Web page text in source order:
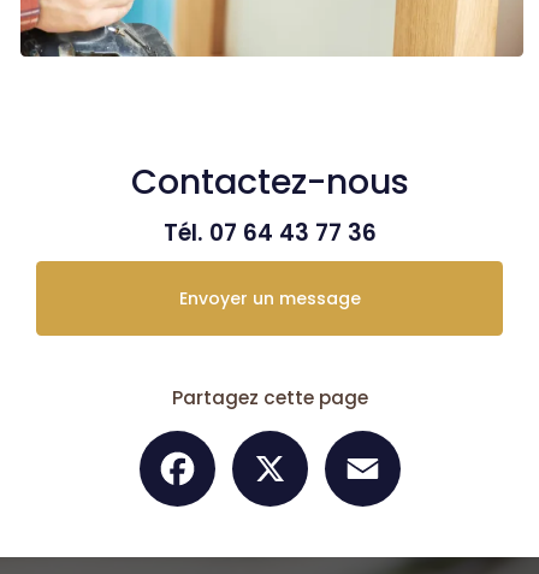
Contactez-nous
Tél. 07 64 43 77 36
Envoyer un message
Partagez cette page
Facebook